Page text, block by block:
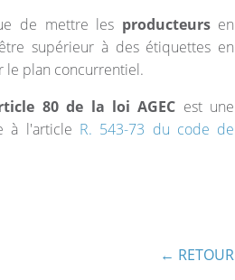
de mettre les producteursen
supérieur à des étiquettes en
le plan concurrentiel.
80 de la loi AGEC est une
à l'article R. 543-73 du code de
← RETOUR